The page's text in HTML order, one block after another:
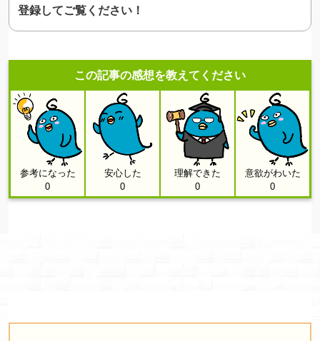
登録してご覧ください！
この記事の感想を教えてください
参考になった
0
安心した
0
理解できた
0
意欲がわいた
0